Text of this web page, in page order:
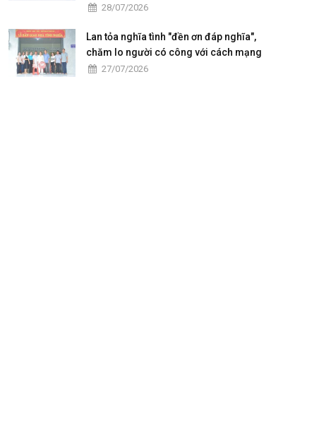
28/07/2026
Lan tỏa nghĩa tình "đền ơn đáp nghĩa",
chăm lo người có công với cách mạng
27/07/2026